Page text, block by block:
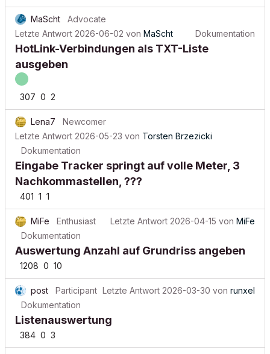
MaScht
Advocate
Letzte Antwort 2026-06-02 von MaScht Dokumentation
HotLink-Verbindungen als TXT-Liste
ausgeben
307 0 2
Lena7
Newcomer
Letzte Antwort 2026-05-23 von Torsten Brzezicki
Dokumentation
Eingabe Tracker springt auf volle Meter, 3
Nachkommastellen, ???
401 1 1
MiFe Enthusiast Letzte Antwort 2026-04-15 von MiFe
Dokumentation
Auswertung Anzahl auf Grundriss angeben
1208 0 10
post Participant Letzte Antwort 2026-03-30 von runxel
Dokumentation
Listenauswertung
384 0 3